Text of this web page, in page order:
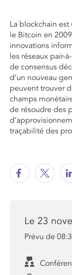
La blockchain
le Bitcoin en
innovations
les réseaux pair-
de consensus
d’un nouveau
peuvent trouver
champs
de résoudre des
traçabilité des
Le 23
Prévu de